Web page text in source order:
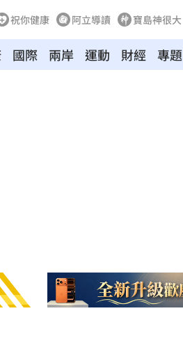
祝你健康 阿立導讀 寶島神很大
國際 兩岸 運動 財經 專題